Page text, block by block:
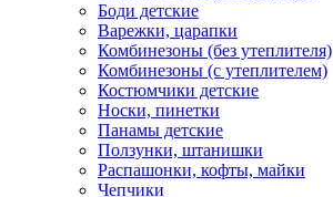
Боди детские
Варежки, царапки
Комбинезоны (без утеплителя)
Комбинезоны (с утеплителем)
Костюмчики детские
Носки, пинетки
Панамы детские
Ползунки, штанишки
Распашонки, кофты, майки
Чепчики